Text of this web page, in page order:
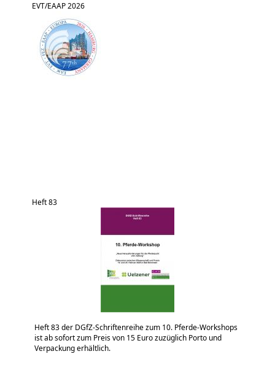
EVT/EAAP 2026
Heft 83
Heft 83 der DGfZ-Schriftenreihe zum 10. Pferde-Workshops
ist ab sofort zum Preis von 15 Euro zuzüglich Porto und
Verpackung erhältlich.